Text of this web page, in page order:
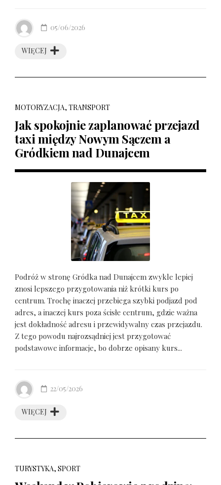
WIĘCEJ
05/06/2026
MOTORYZACJA, TRANSPORT
Jak spokojnie zaplanować przejazd
taxi między Nowym Sączem a
Gródkiem nad Dunajcem
Podróż w stronę Gródka nad Dunajcem zwykle lepiej
znosi lepszego przygotowania niż krótki kurs po
centrum. Trochę inaczej przebiega szybki podjazd pod
adres, a inaczej kurs poza ścisłe centrum, gdzie ważna
jest dokładność adresu i przewidywalny czas przejazdu.
Z tego powodu najrozsądniej jest przygotować
podstawowe informacje, bo dobrze opisany kurs...
WIĘCEJ
22/05/2026
TURYSTYKA, SPORT